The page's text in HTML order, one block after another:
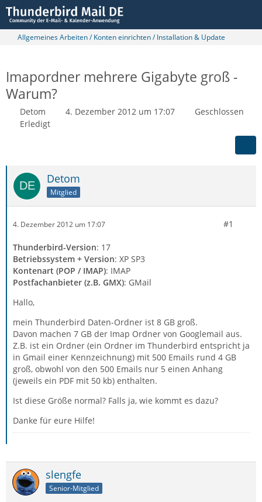
Allgemeines Arbeiten / Konten einrichten / Installation & Update
Imapordner mehrere Gigabyte groß -
Warum?
Detom 4. Dezember 2012 um 17:07
Geschlossen
Erledigt
Detom
Mitglied
4. Dezember 2012 um 17:07 #1
Thunderbird-Version: 17
Betriebssystem + Version: XP SP3
Kontenart (POP / IMAP): IMAP
Postfachanbieter (z.B. GMX): GMail
Hallo,
mein Thunderbird Daten-Ordner ist 8 GB groß.
Davon machen 7 GB der Imap Ordner von Googlemail aus.
Z.B. ist ein Ordner (ein Ordner im Thunderbird entspricht ja
in Gmail einer Kennzeichnung) mit 500 Emails rund 4 GB
groß, obwohl von den 500 Emails nur 5 einen Anhang
(jeweils ein PDF mit 50 kb) enthalten.
Ist diese Größe normal? Falls ja, wie kommt es dazu?
Danke für eure Hilfe!
slengfe
Senior-Mitglied